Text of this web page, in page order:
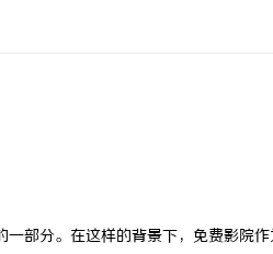
部分。在这样的背景下，免费影院